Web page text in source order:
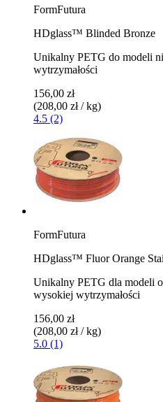
FormFutura
HDglass™ Blinded Bronze
Unikalny PETG do modeli
wytrzymałości
156,00 zł
(208,00 zł / kg)
4.5 (2)
FormFutura
HDglass™ Fluor Orange
Unikalny PETG dla modeli
wysokiej wytrzymałości
156,00 zł
(208,00 zł / kg)
5.0 (1)